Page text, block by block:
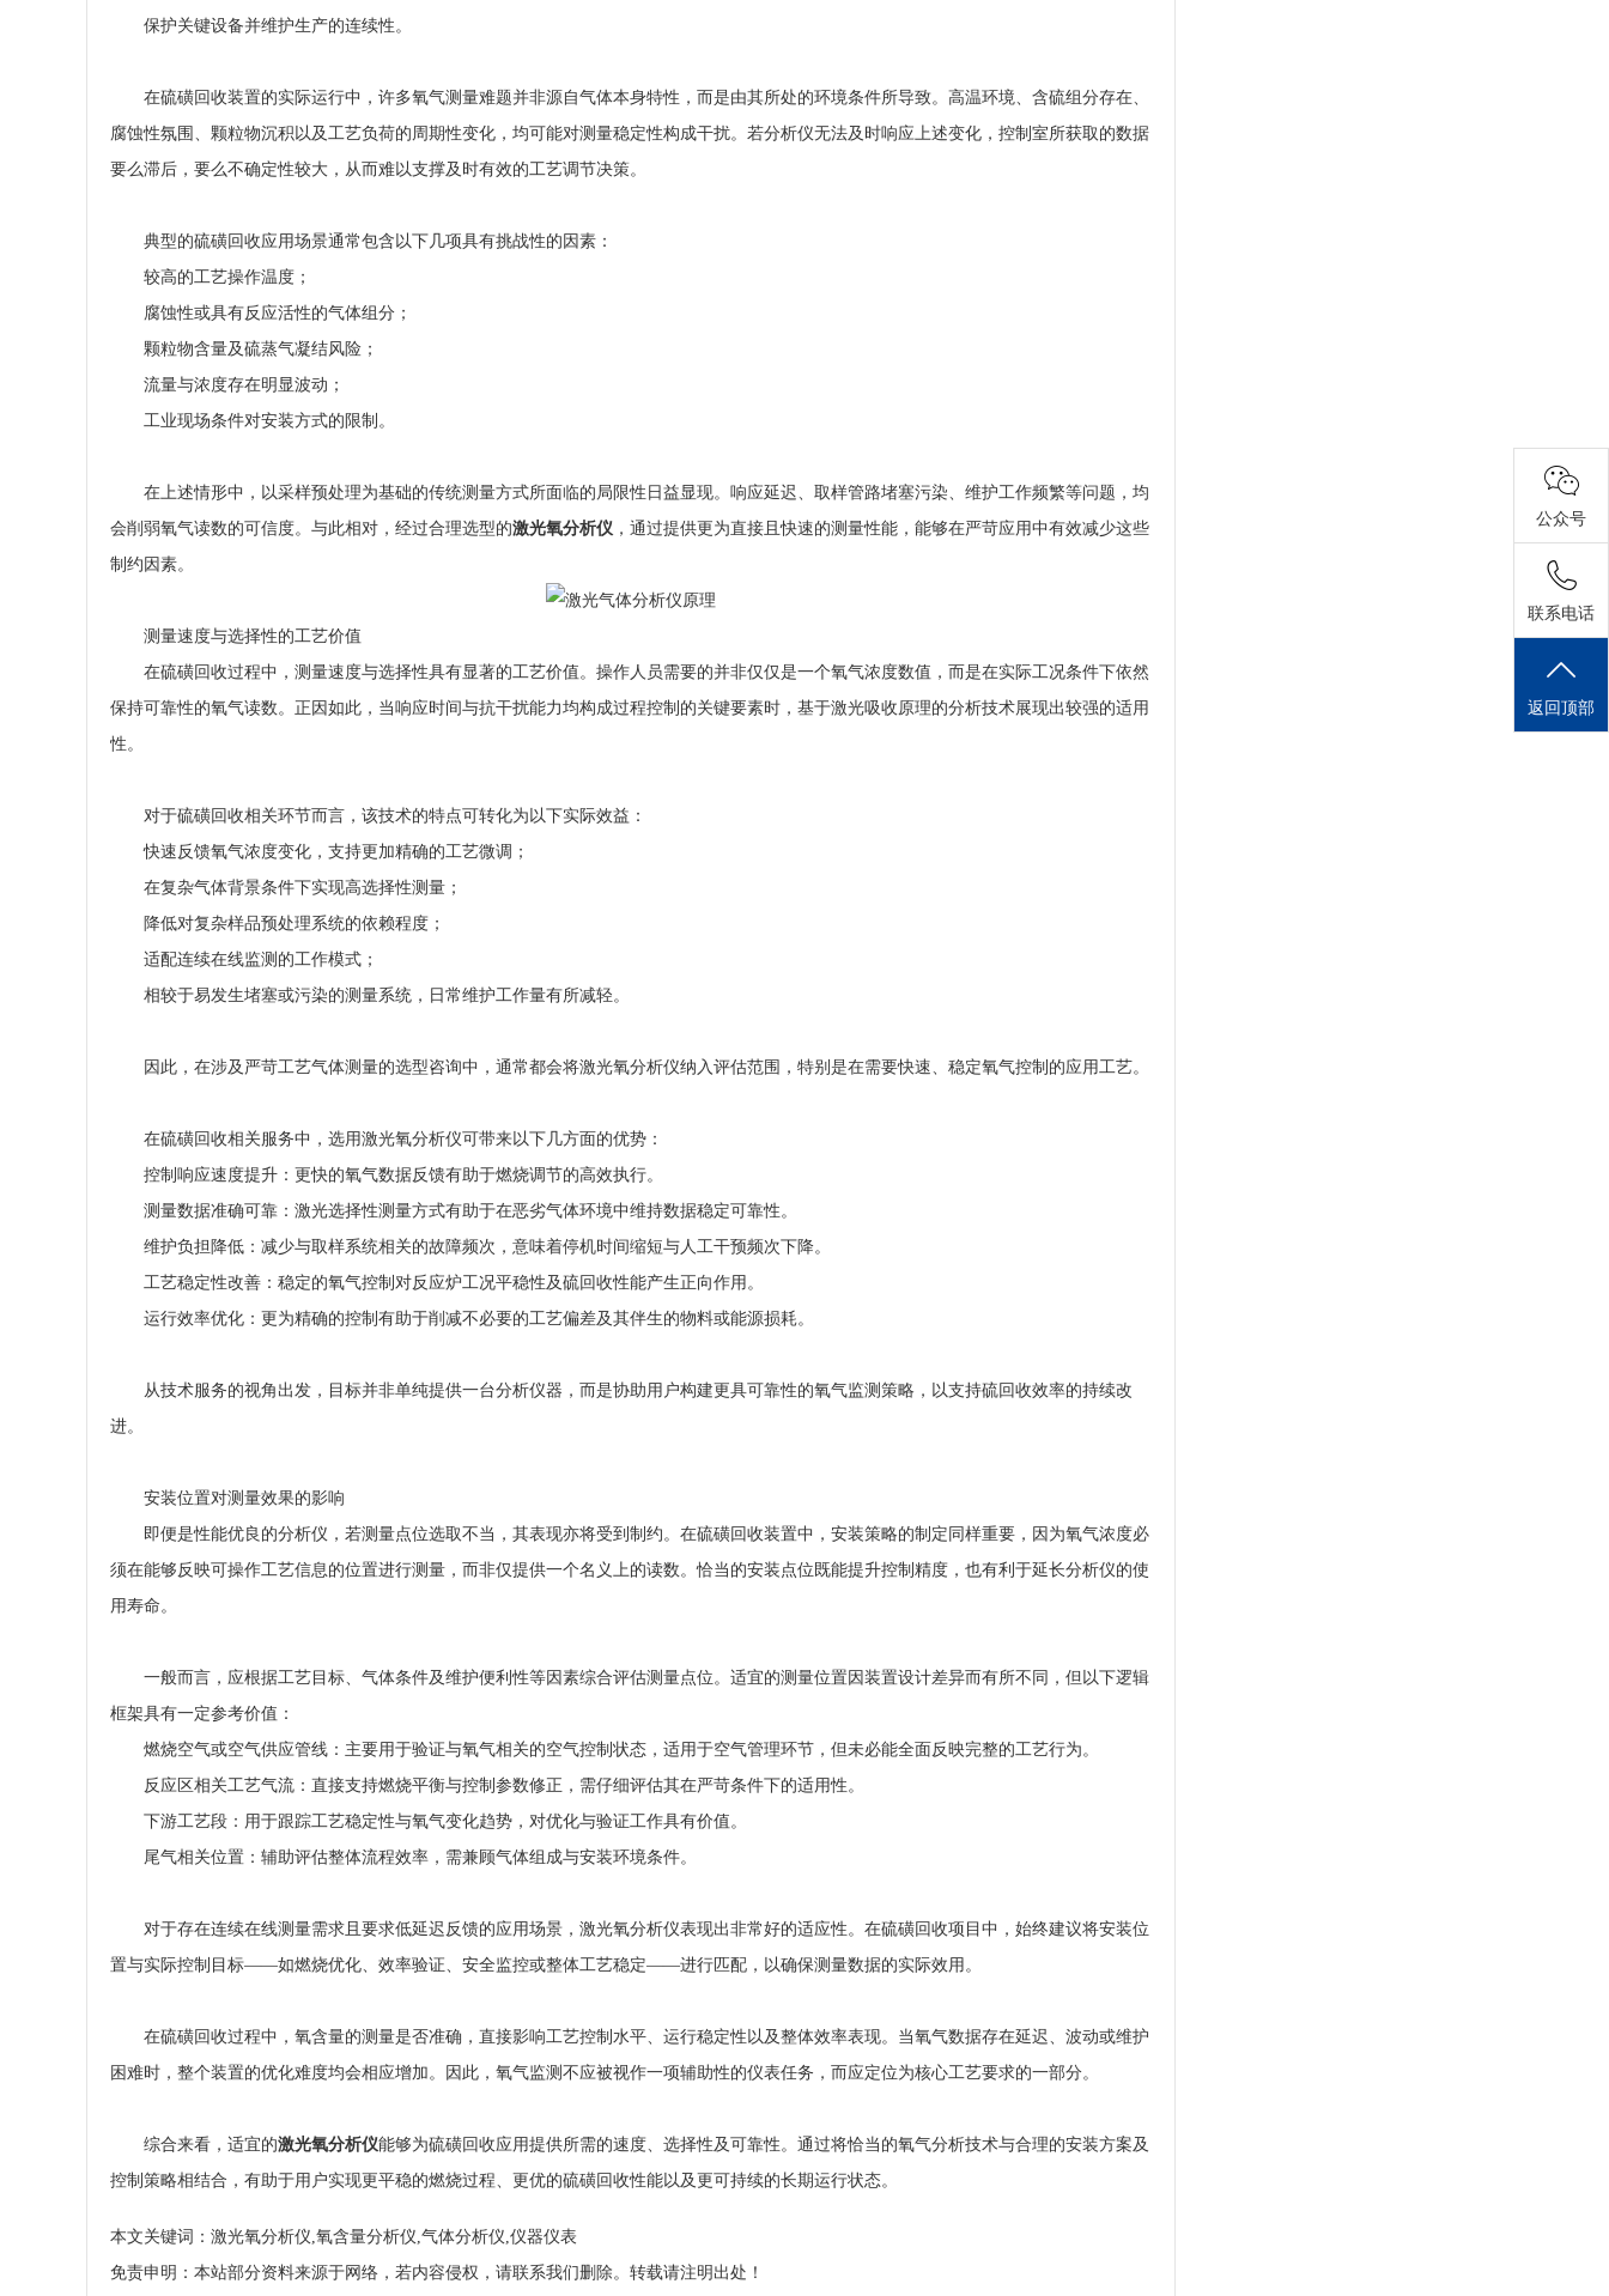
保护关键设备并维护生产的连续性。
在硫磺回收装置的实际运行中，许多氧气测量难题并非源自气体本身特性，而是由其所处的环境条件所导致。高温环境、含硫组分存在、
腐蚀性氛围、颗粒物沉积以及工艺负荷的周期性变化，均可能对测量稳定性构成干扰。若分析仪无法及时响应上述变化，控制室所获取的数据
要么滞后，要么不确定性较大，从而难以支撑及时有效的工艺调节决策。
典型的硫磺回收应用场景通常包含以下几项具有挑战性的因素：
较高的工艺操作温度；
腐蚀性或具有反应活性的气体组分；
颗粒物含量及硫蒸气凝结风险；
流量与浓度存在明显波动；
工业现场条件对安装方式的限制。
在上述情形中，以采样预处理为基础的传统测量方式所面临的局限性日益显现。响应延迟、取样管路堵塞污染、维护工作频繁等问题，均
会削弱氧气读数的可信度。与此相对，经过合理选型的激光氧分析仪 ，通过提供更为直接且快速的测量性能，能够在严苛应用中有效减少这些
制约因素。
测量速度与选择性的工艺价值
在硫磺回收过程中，测量速度与选择性具有显著的工艺价值。操作人员需要的并非仅仅是一个氧气浓度数值，而是在实际工况条件下依然
保持可靠性的氧气读数。正因如此，当响应时间与抗干扰能力均构成过程控制的关键要素时，基于激光吸收原理的分析技术展现出较强的适用
性。
对于硫磺回收相关环节而言，该技术的特点可转化为以下实际效益：
快速反馈氧气浓度变化，支持更加精确的工艺微调；
在复杂气体背景条件下实现高选择性测量；
降低对复杂样品预处理系统的依赖程度；
适配连续在线监测的工作模式；
相较于易发生堵塞或污染的测量系统，日常维护工作量有所减轻。
因此，在涉及严苛工艺气体测量的选型咨询中，通常都会将激光氧分析仪纳入评估范围，特别是在需要快速、稳定氧气控制的应用工艺。
在硫磺回收相关服务中，选用激光氧分析仪可带来以下几方面的优势：
控制响应速度提升：更快的氧气数据反馈有助于燃烧调节的高效执行。
测量数据准确可靠：激光选择性测量方式有助于在恶劣气体环境中维持数据稳定可靠性。
维护负担降低：减少与取样系统相关的故障频次，意味着停机时间缩短与人工干预频次下降。
工艺稳定性改善：稳定的氧气控制对反应炉工况平稳性及硫回收性能产生正向作用。
运行效率优化：更为精确的控制有助于削减不必要的工艺偏差及其伴生的物料或能源损耗。
从技术服务的视角出发，目标并非单纯提供一台分析仪器，而是协助用户构建更具可靠性的氧气监测策略，以支持硫回收效率的持续改
进。
安装位置对测量效果的影响
即便是性能优良的分析仪，若测量点位选取不当，其表现亦将受到制约。在硫磺回收装置中，安装策略的制定同样重要，因为氧气浓度必
须在能够反映可操作工艺信息的位置进行测量，而非仅提供一个名义上的读数。恰当的安装点位既能提升控制精度，也有利于延长分析仪的使
用寿命。
一般而言，应根据工艺目标、气体条件及维护便利性等因素综合评估测量点位。适宜的测量位置因装置设计差异而有所不同，但以下逻辑
框架具有一定参考价值：
燃烧空气或空气供应管线：主要用于验证与氧气相关的空气控制状态，适用于空气管理环节，但未必能全面反映完整的工艺行为。
反应区相关工艺气流：直接支持燃烧平衡与控制参数修正，需仔细评估其在严苛条件下的适用性。
下游工艺段：用于跟踪工艺稳定性与氧气变化趋势，对优化与验证工作具有价值。
尾气相关位置：辅助评估整体流程效率，需兼顾气体组成与安装环境条件。
对于存在连续在线测量需求且要求低延迟反馈的应用场景，激光氧分析仪表现出非常好的适应性。在硫磺回收项目中，始终建议将安装位
置与实际控制目标——如燃烧优化、效率验证、安全监控或整体工艺稳定——进行匹配，以确保测量数据的实际效用。
在硫磺回收过程中，氧含量的测量是否准确，直接影响工艺控制水平、运行稳定性以及整体效率表现。当氧气数据存在延迟、波动或维护
困难时，整个装置的优化难度均会相应增加。因此，氧气监测不应被视作一项辅助性的仪表任务，而应定位为核心工艺要求的一部分。
综合来看，适宜的激光氧分析仪能够为硫磺回收应用提供所需的速度、选择性及可靠性。通过将恰当的氧气分析技术与合理的安装方案及
控制策略相结合，有助于用户实现更平稳的燃烧过程、更优的硫磺回收性能以及更可持续的长期运行状态。
本文关键词：激光氧分析仪,氧含量分析仪,气体分析仪,仪器仪表
免责申明：本站部分资料来源于网络，若内容侵权，请联系我们删除。转载请注明出处！
公众号
联系电话
返回顶部